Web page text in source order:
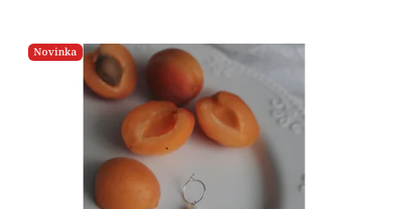
Nejprodávanější
Abecedně
Novinka